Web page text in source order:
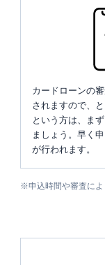
カードローンの
されますので、
という方は、ま
ましょう。早く
が行われます。
※申込時間や審査によ